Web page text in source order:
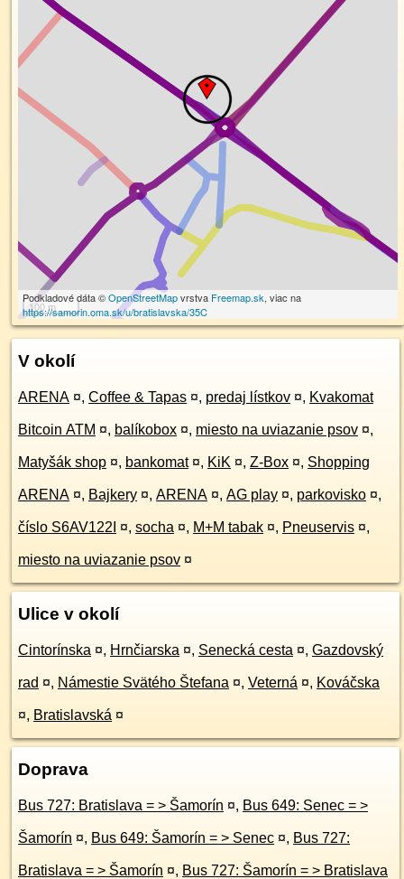
100 m
Podkladové dáta ©OpenStreetMapvrstva Freemap.sk, viac na
https://samorin.oma.sk/u/bratislavska/35C
V okolí
ARENA ¤, Coffee & Tapas ¤, predaj lístkov ¤, Kvakomat
Bitcoin ATM ¤, balíkobox ¤, miesto na uviazanie psov ¤,
Matyšák shop ¤, bankomat ¤, KiK ¤, Z-Box ¤, Shopping
ARENA ¤, Bajkery ¤, ARENA ¤, AG play ¤, parkovisko ¤,
číslo S6AV122I ¤, socha ¤, M+M tabak ¤, Pneuservis ¤,
miesto na uviazanie psov ¤
Ulice v okolí
Cintorínska ¤, Hrnčiarska ¤, Senecká cesta ¤, Gazdovský
rad ¤, Námestie Svätého Štefana ¤, Veterná ¤, Kováčska
¤, Bratislavská ¤
Doprava
Bus 727: Bratislava = > Šamorín ¤, Bus 649: Senec = >
Šamorín ¤, Bus 649: Šamorín = > Senec ¤, Bus 727:
Bratislava = > Šamorín ¤, Bus 727: Šamorín = > Bratislava